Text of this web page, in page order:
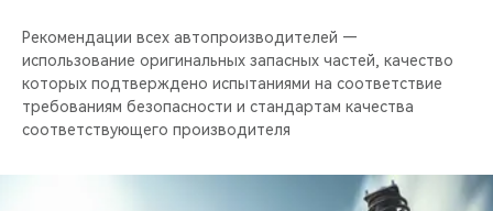
ВСЕ МОДЕЛИ
КРОССОВЕРЫ
О НАС
МЫ В СОЦСЕТЯХ
ВЫБОР И ПОКУПКА
КРЕДИТ И СТРАХОВАНИЕ
СЕРВИС
ЗАПЧАСТИ И АКСЕССУАРЫ
О БРЕНДЕ
CHERY В СОЦСЕТЯХ
ВЫБОР И ПОКУПКА
Рекомендации всех автопроизводителей —
использование оригинальных запасных частей, качество
которых подтверждено испытаниями на соответствие
требованиям безопасности и стандартам качества
соответствующего производителя